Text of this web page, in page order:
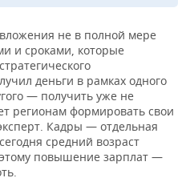
не в полной мере
и сроками, которые
деньги в рамках одного
— получить уже не
регионам формировать свои
Кадры — отдельная
средний возраст
повышение зарплат —